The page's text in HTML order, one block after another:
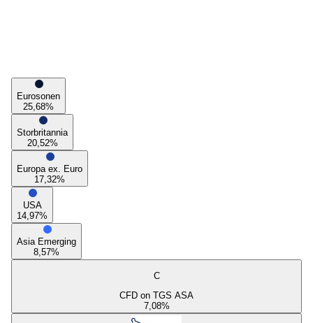
Eurosonen
25,68%
Storbritannia
20,52%
Europa ex. Euro
17,32%
USA
14,97%
Asia Emerging
8,57%
C
CFD on TGS ASA
7,08%